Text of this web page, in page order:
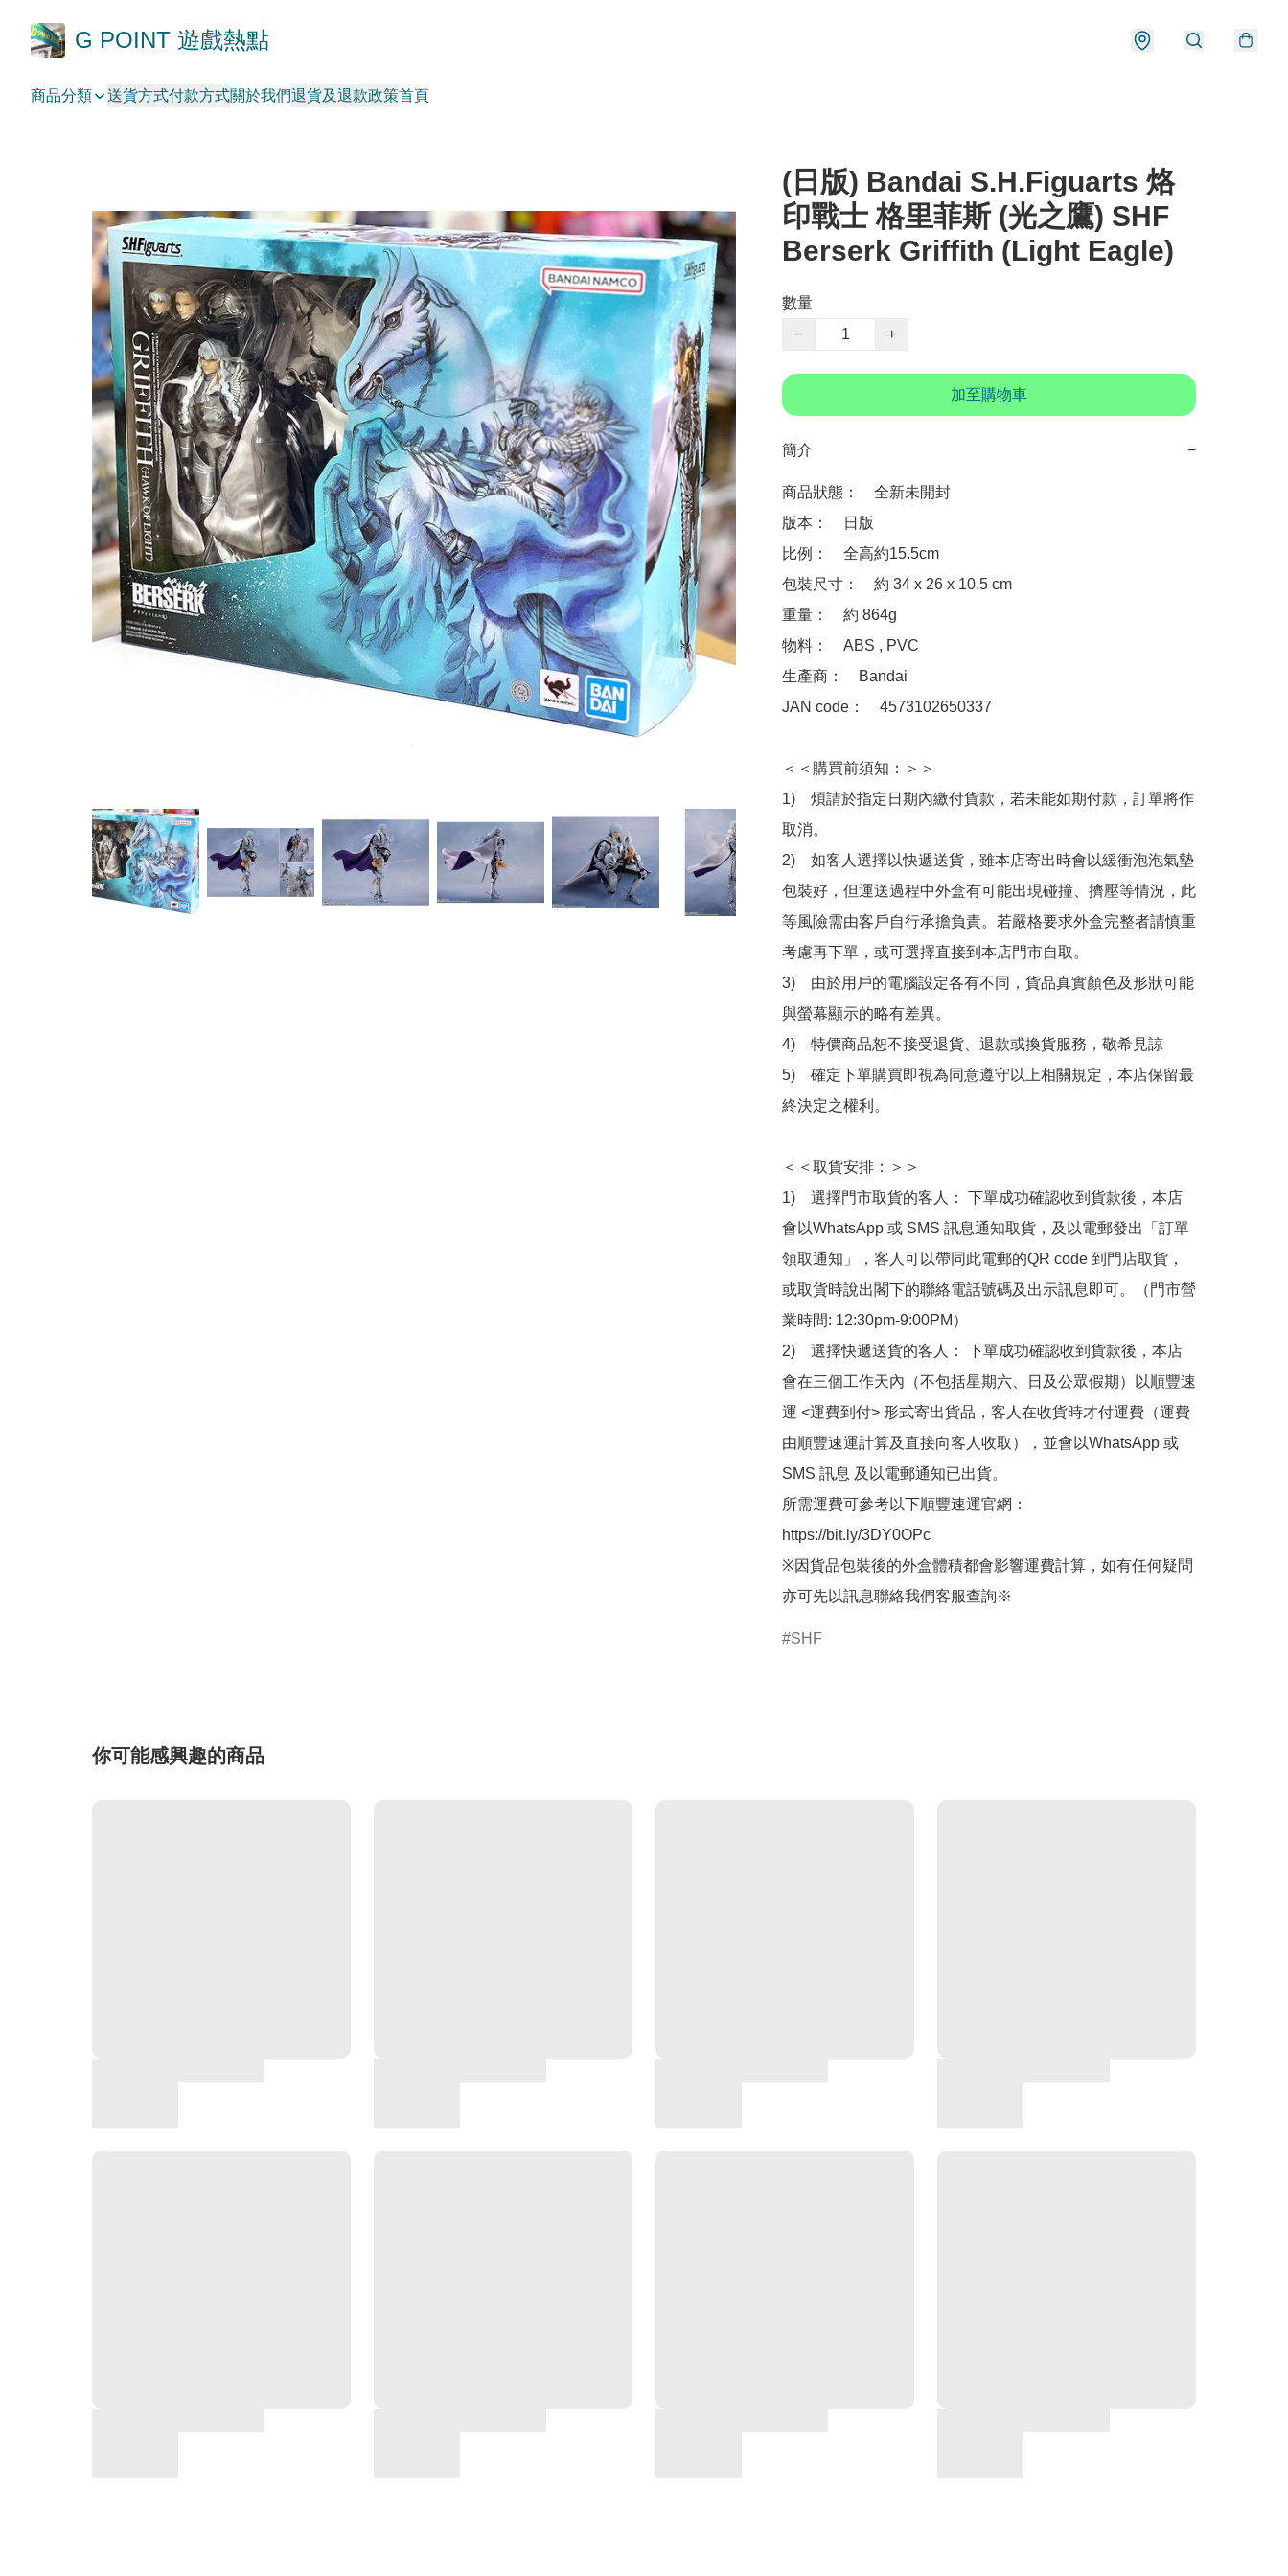
G POINT 遊戲熱點
商品分類 送貨方式付款方式關於我們退貨及退款政策首頁
(日版) Bandai S.H.Figuarts 烙
印戰士 格里菲斯 (光之鷹) SHF
Berserk Griffith (Light Eagle)
數量
−
+
加至購物車
簡介 −
商品狀態：　全新未開封
版本：　日版
比例：　全高約15.5cm
包裝尺寸：　約 34 x 26 x 10.5 cm
重量：　約 864g
物料：　ABS , PVC
生產商：　Bandai
JAN code：　4573102650337
＜＜購買前須知：＞＞
1)　煩請於指定日期內繳付貨款，若未能如期付款，訂單將作
取消。
2)　如客人選擇以快遞送貨，雖本店寄出時會以緩衝泡泡氣墊
包裝好，但運送過程中外盒有可能出現碰撞、擠壓等情況，此
等風險需由客戶自行承擔負責。若嚴格要求外盒完整者請慎重
考慮再下單，或可選擇直接到本店門市自取。
3)　由於用戶的電腦設定各有不同，貨品真實顏色及形狀可能
與螢幕顯示的略有差異。
4)　特價商品恕不接受退貨、退款或換貨服務，敬希見諒
5)　確定下單購買即視為同意遵守以上相關規定，本店保留最
終決定之權利。
＜＜取貨安排：＞＞
1)　選擇門市取貨的客人： 下單成功確認收到貨款後，本店
會以WhatsApp 或 SMS 訊息通知取貨，及以電郵發出「訂單
領取通知」，客人可以帶同此電郵的QR code 到門店取貨，
或取貨時說出閣下的聯絡電話號碼及出示訊息即可。（門市營
業時間: 12:30pm-9:00PM）
2)　選擇快遞送貨的客人： 下單成功確認收到貨款後，本店
會在三個工作天內（不包括星期六、日及公眾假期）以順豐速
運 <運費到付> 形式寄出貨品，客人在收貨時才付運費（運費
由順豐速運計算及直接向客人收取），並會以WhatsApp 或
SMS 訊息 及以電郵通知已出貨。
所需運費可參考以下順豐速運官網：
https://bit.ly/3DY0OPc
※因貨品包裝後的外盒體積都會影響運費計算，如有任何疑問
亦可先以訊息聯絡我們客服查詢※
SHF
你可能感興趣的商品